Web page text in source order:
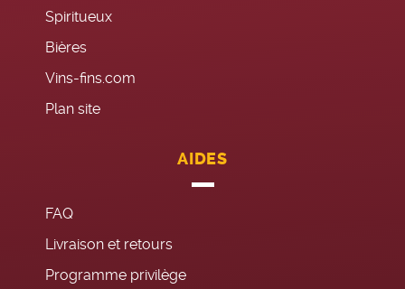
Spiritueux
Bières
Vins-fins.com
Plan site
AIDES
FAQ
Livraison et retours
Programme privilège